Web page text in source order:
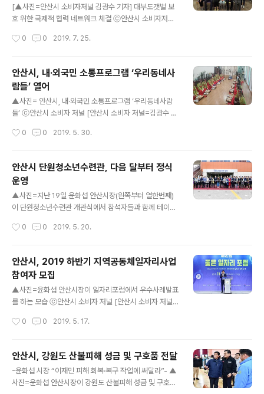
이하 조정협회), 소비자저널협동조합 (이사장 김형균), 주..
[▲사진=안산시 소비자저널 김광수 기자] 대부도갯벌 보
호 위한 국제적 협력 네트워크 체결 ⓒ안산시 소비자저널
가연안습지이자, ‘람사르 습지’로 지정된 대부도 갯벌이 ‘아
크(WLI·Wetland Link International)는 습지교육을 제
공하는 센터들을 위한 글로벌 네트워크 플랫폼이며, 전 세
계 350여 곳의 습지센터가 참여하고 있다. 아시아 습지센
터 네트워크(WLI-Asia)는 동아시아 람사르지역센터에서
가 가입해 활동하고 있다. 습지 관련 정보교류와 교육 프로
0 0 2019. 7. 25.
안산시, 내·외국민 소통프로그램 ‘우리동네사
람들’ 열어
▲사진= 안산시, 내·외국민 소통프로그램 ‘우리동네사람
들’ ⓒ안산시 소비자 저널 [안산시 소비자 저널=김광수 기
역에 동포 및 외국인주민이 꾸준하게 증가함에 따라 내국
행된 이번 프로그램은 상록구 이동에 위치한 디지털서울문
화예술대학교와 사동에 위치한 한양대 에리카캠퍼스 일대
를 중심으로 공개 모집한 외국인주민과 상록구 이동, 사동
에 거주하는 내국인을 대상으로 전통문화체험과 레크리에
다른 문화의 작은 차이에서 일상적인 사회문제가 발생하기
0 0 2019. 5. 30.
안산시 단원청소년수련관, 다음 달부터 정식
운영
▲사진=지난 19일 윤화섭 안산시장(왼쪽부터 열한번째)
이 단원청소년수련관 개관식에서 참석자들과 함께 테이프
널=김광수 기자] 안산시 단원청소년수련관, 다음 달부터
능해져, 개관식·청소년 축제 개최…1천500여 명 참석해 축
하안산시(시장 윤화섭)는 단원청소년수련관이 개관식을 연
데 이어 다음 달부터 본격적으로 운영에 나선다고 20일 밝
혔다.지난달 1일 화랑유원지에 준공된 단원구청소년수련
관은 이달 1일부터 시범운영에 돌입했으며, 다음 달 1일부
천596㎡ 규모의 단원청소년수련관에는 193개 좌석이
0 0 2019. 5. 20.
안산시, 2019 하반기 지역공동체일자리사업
참여자 모집
▲사진=윤화섭 안산시장이 일자리포럼에서 우수사례발표
를 하는 모습 ⓒ안산시 소비자 저널 [안산시 소비자 저널=
업 참여자를 모집 한다. 안산시는 취업 취약계층의 일자리
은 오는 7월 8일부터 10월 31일까지 4개월이며, 모집인
원은 240명으로 ‘달 드는 언덕 마을공방 운영’ 등 21개 사
업에 투입된다.신청자격은 사업개시일 현재 근로능력이 있
0 0 2019. 5. 17.
안산시, 강원도 산불피해 성금 및 구호품 전달
-윤화섭 시장 “이재민 피해 회복·복구 작업에 써달라”- ▲
사진=윤화섭 안산시장이 강원도 산불피해 성금 및 구호품